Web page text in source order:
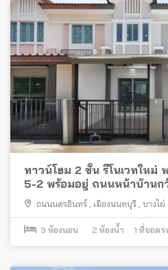
ทาวน์โฮม 2 ชั้น รีโนเวทใหม่
5-2 พร้อมอยู่ ถนนหน้าบ้านก
ถนนนครอินทร์ เมืองนนทบุรี บางไผ่
3 ห้องนอน 2 ห้องน้ำ 1 ที่จอดร